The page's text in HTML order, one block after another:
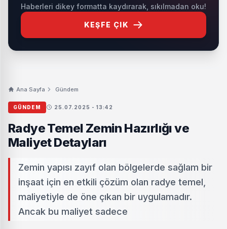
Haberleri dikey formatta kaydırarak, sıkılmadan oku!
KEŞFE ÇIK
Ana Sayfa Gündem
GÜNDEM 25.07.2025 - 13:42
Radye Temel Zemin Hazırlığı ve
Maliyet Detayları
Zemin yapısı zayıf olan bölgelerde sağlam bir
inşaat için en etkili çözüm olan radye temel,
maliyetiyle de öne çıkan bir uygulamadır.
Ancak bu maliyet sadece